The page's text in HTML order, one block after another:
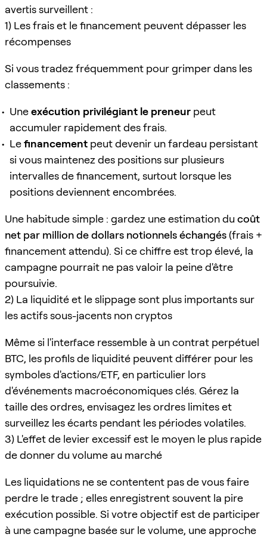
avertis surveillent :
1) Les frais et le financement peuvent dépasser les
récompenses
Si vous tradez fréquemment pour grimper dans les
classements :
Uneexécution privilégiant le preneur peut
accumuler rapidement des frais.
Lefinancement peut devenir un fardeau persistant
si vous maintenez des positions sur plusieurs
intervalles de financement, surtout lorsque les
positions deviennent encombrées.
Une habitude simple : gardez une estimation du coût
net par million de dollars notionnels échangés(frais +
financement attendu). Si ce chiffre est trop élevé, la
campagne pourrait ne pas valoir la peine d'être
poursuivie.
2) La liquidité et le slippage sont plus importants sur
les actifs sous-jacents non cryptos
Même si l'interface ressemble à un contrat perpétuel
BTC, les profils de liquidité peuvent différer pour les
symboles d'actions/ETF, en particulier lors
d'événements macroéconomiques clés. Gérez la
taille des ordres, envisagez les ordres limites et
surveillez les écarts pendant les périodes volatiles.
3) L'effet de levier excessif est le moyen le plus rapide
de donner du volume au marché
Les liquidations ne se contentent pas de vous faire
perdre le trade ; elles enregistrent souvent la pire
exécution possible. Si votre objectif est de participer
à une campagne basée sur le volume, une approche